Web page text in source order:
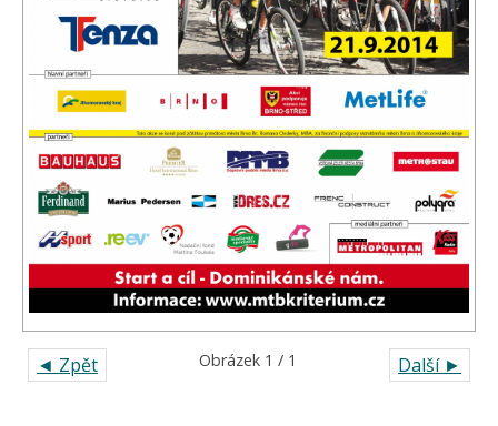
◄ Zpět Další ►
Obrázek 1 / 1